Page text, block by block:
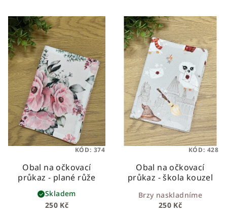
Obal na očkovací
průkaz - plané růže
250 Kč
Skladem
KÓD: 374
Obal na očkovací
průkaz - škola kouzel
250 Kč
Brzy naskladníme
KÓD: 428